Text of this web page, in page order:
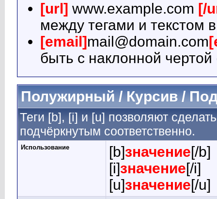
[url] www.example.com [/
между тегами и текстом
[email] mail@domain.com
быть с наклонной
Полужирный / Курсив /
Теги [b], [i] и [u] позволяют
подчёркнутым соответственно.
Использование [b]значение[/b]
[i]значение[/i]
[u]значение[/u]